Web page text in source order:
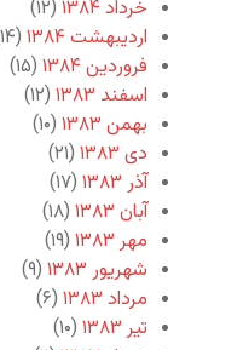
خرداد ۱۳۸۴
(۱۲)
اردیبهشت ۱۳۸۴
(۱۴)
فروردین ۱۳۸۴
(۱۵)
اسفند ۱۳۸۳
(۱۲)
بهمن ۱۳۸۳
(۱۰)
دی ۱۳۸۳
(۲۱)
آذر ۱۳۸۳
(۱۷)
آبان ۱۳۸۳
(۱۸)
مهر ۱۳۸۳
(۱۹)
شهریور ۱۳۸۳
(۹)
مرداد ۱۳۸۳
(۶)
تیر ۱۳۸۳
(۱۰)